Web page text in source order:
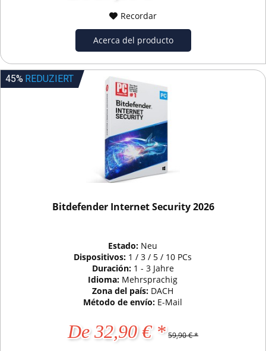
Recordar
Acerca del producto
45% REDUZIERT
Bitdefender Internet Security 2026
Estado: Neu
Dispositivos: 1 / 3 / 5 / 10 PCs
Duración: 1 - 3 Jahre
Idioma: Mehrsprachig
Zona del país: DACH
Método de envío: E-Mail
De 32,90 € * 59,90 € *